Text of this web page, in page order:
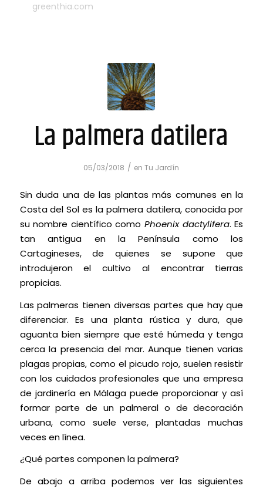
greenthia.com
La palmera datilera
05/03/2018 / enTu Jardín
Sin duda una de las plantas más comunes en la
Costa del Sol es la palmera datilera, conocida por
su nombre científico comoPhoenix dactylifera. Es
tan antigua en la Península como los
Cartagineses, de quienes se supone que
introdujeron el cultivo al encontrar tierras
propicias.
Las palmeras tienen diversas partes que hay que
diferenciar. Es una planta rústica y dura, que
aguanta bien siempre que esté húmeda y tenga
cerca la presencia del mar. Aunque tienen varias
plagas propias, como el picudo rojo, suelen resistir
con los cuidados profesionales que una empresa
de jardinería en Málaga puede proporcionar y así
formar parte de un palmeral o de decoración
urbana, como suele verse, plantadas muchas
veces en línea.
¿Qué partes componen la palmera?
De abajo a arriba podemos ver las siguientes